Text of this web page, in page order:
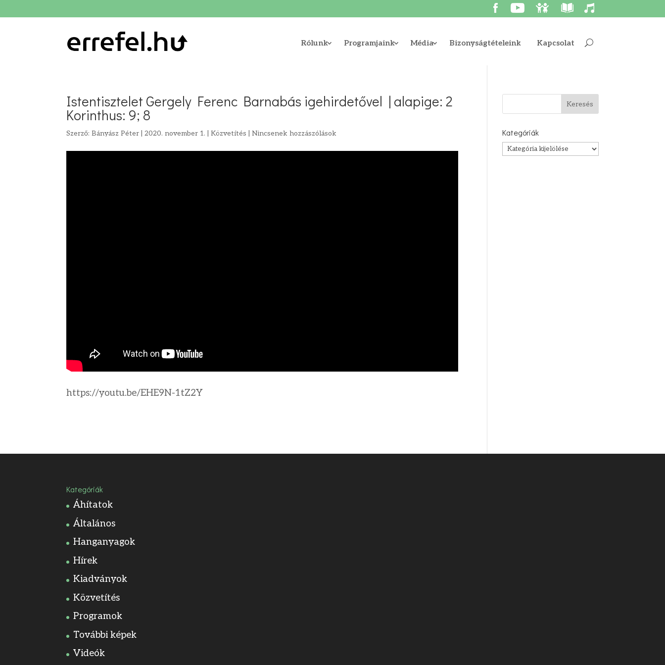
Rólunk Programjaink Média Bizonyságtételeink Kapcsolat
Istentisztelet Gergely Ferenc Barnabás igehirdetővel | alapige: 2
Korinthus: 9; 8
Szerző:Bányász Péter |2020. november 1. |Közvetítés |Nincsenek hozzászólások
https://youtu.be/EHE9N-1tZ2Y
Kategóriák
Kategóriák
Kategóriák
Áhítatok
Általános
Hanganyagok
Hírek
Kiadványok
Közvetítés
Programok
További képek
Videók